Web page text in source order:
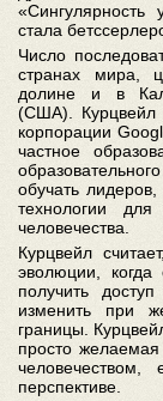
стала
Число
странах мира,
долине и в
(США).
корпорации
частное
обучать
технологии
человечества.
Курцвейл
эволюции, когда
получить
изменить при
границы.
просто
перспективе.